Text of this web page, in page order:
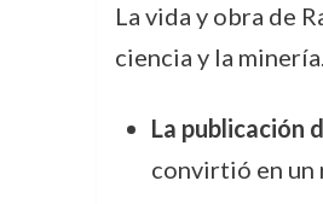
La vida y obra de
ciencia y la
La publicación
convirtió en un